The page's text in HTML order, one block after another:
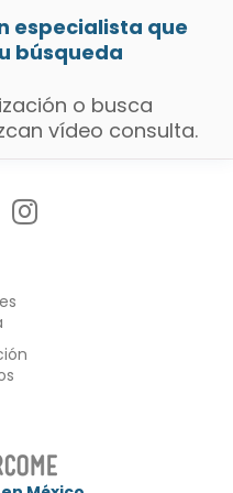
especialista que
búsqueda
o busca
vídeo consulta.